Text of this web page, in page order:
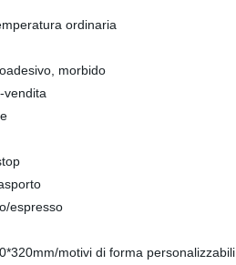
ordinaria
morbido
vendita
espresso
motivi di forma personalizzabili